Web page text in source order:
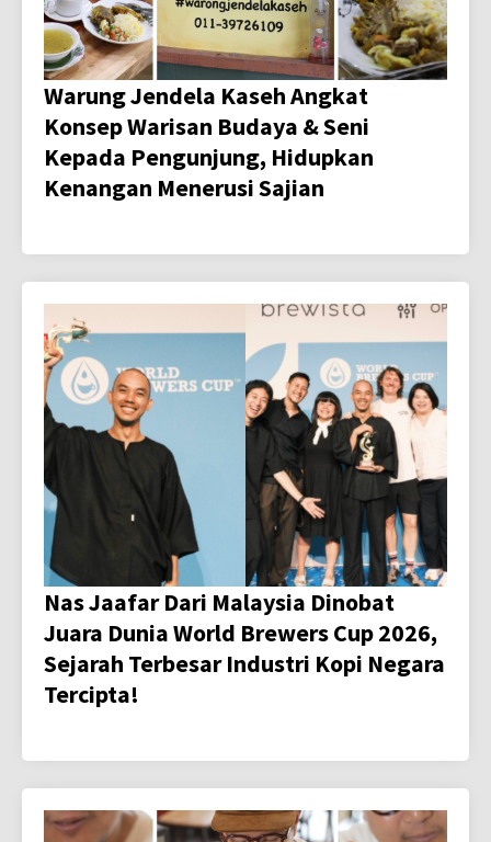
Warung Jendela Kaseh Angkat
Konsep Warisan Budaya & Seni
Kepada Pengunjung, Hidupkan
Kenangan Menerusi Sajian
Nas Jaafar Dari Malaysia Dinobat
Juara Dunia World Brewers Cup 2026,
Sejarah Terbesar Industri Kopi Negara
Tercipta!